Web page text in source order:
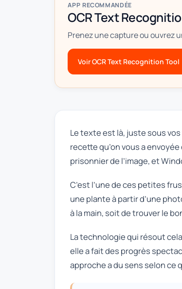
APP RECOMMANDÉE
OCR Text
Prenez une capture ou ouvrez
Voir OCR Text Recognition Tool
Le texte est là, juste sous
recette qu’on vous a
prisonnier de l’image, et
C’est l’une de ces petites
une plante à partir d’une
à la main, soit de trouver le
La technologie qui résout
elle a fait des progrès
approche a du sens selon ce